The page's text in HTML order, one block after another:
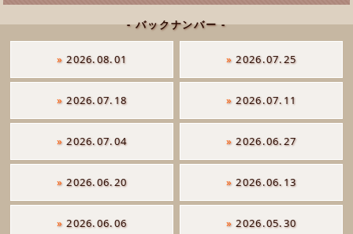
- バックナンバー -
» 2026.08.01 » 2026.07.25
» 2026.07.18 » 2026.07.11
» 2026.07.04 » 2026.06.27
» 2026.06.20 » 2026.06.13
» 2026.06.06 » 2026.05.30